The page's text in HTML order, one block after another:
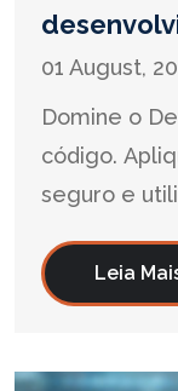
01 August,
Domine o
código.
seguro e
Auzac.Leia